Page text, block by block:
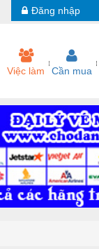
Đăng nhập
Việc làm Cần mua